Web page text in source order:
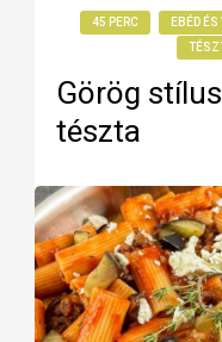
45 PERC EBÉD ÉS
Görög
tészta